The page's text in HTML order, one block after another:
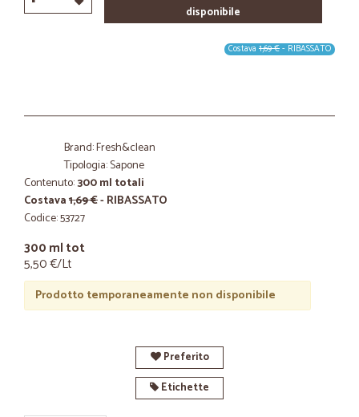
disponibile
Costava 1,69 €- RIBASSATO
Brand: Fresh&clean
Tipologia: Sapone
Contenuto:300 ml totali
Costava1,69 €- RIBASSATO
Codice: 53727
300 ml tot
5,50 €/Lt
Prodotto temporaneamente non disponibile
Preferito
Etichette